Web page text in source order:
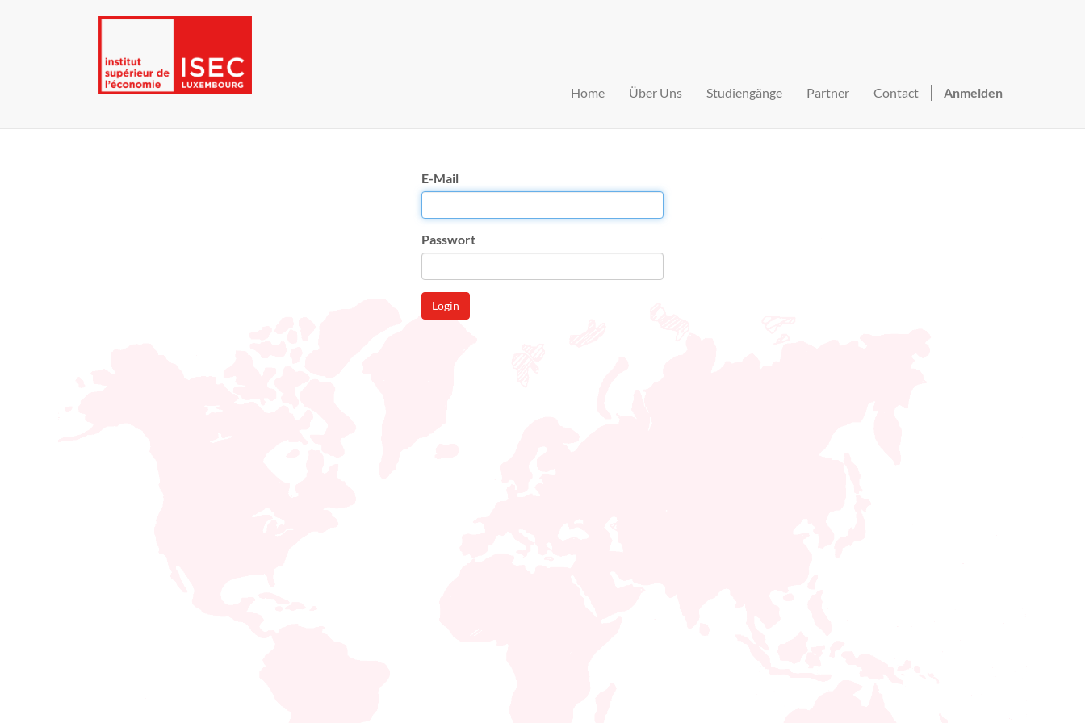
Home Über Uns Studiengänge Partner Contact Anmelden
E-Mail
Passwort
Login